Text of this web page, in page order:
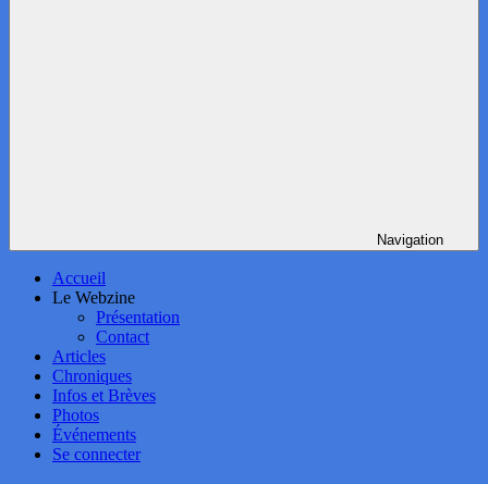
Navigation
Accueil
Le Webzine
Présentation
Contact
Articles
Chroniques
Infos et Brèves
Photos
Événements
Se connecter